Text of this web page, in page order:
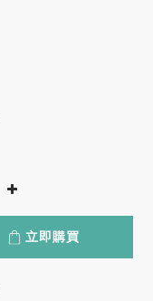
立即購買